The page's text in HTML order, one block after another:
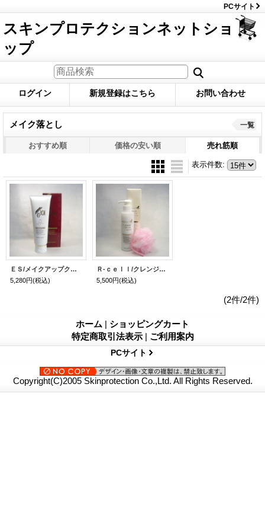
PCサイト
スキンプロテクションネットショ
ップ
ログイン 新規登録はこちら お問い合わせ
メイク落とし 一覧
おすすめ順 価格の安い順 売れ筋順
表示件数:
ＥＳ/メイクアップクレンジング
5,280円(税込)
Ｒ-ｃｅｌｌ/クレンジング＆フォーム
5,500円(税込)
(2件/2件)
ホーム | ショッピングカート
特定商取引法表示 | ご利用案内
PCサイト
Copyright(C)2005 Skinprotection Co.,Ltd. All Rights Reserved.